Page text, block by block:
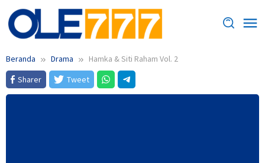
Loncat
ke
konten
Beranda Drama
Hamka & Siti Raham Vol. 2
Sharer
Tweet